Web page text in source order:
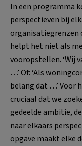
In een programma
perspectieven bij
organisatiegrenzen
helpt het niet als
vooropstellen. ‘Wij
…’ Of: ‘Als
belang dat …’ Voor
cruciaal dat we
gedeelde ambitie,
naar elkaars
opgave maakt elke